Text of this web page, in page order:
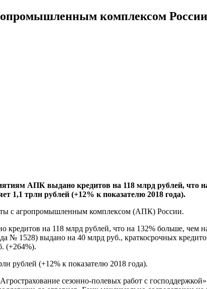
комплексом России
АПК выдано кредитов на 118 млрд рублей, что
1,1 трлн рублей (+12% к показателю 2018 года).
с агропромышленным комплексом (АПК) России.
на 118 млрд рублей, что на 132% больше, чем
№ 1528) выдано на 40 млрд руб., краткосрочных
(+264%).
рублей (+12% к показателю 2018 года).
сезонно-полевых работ с